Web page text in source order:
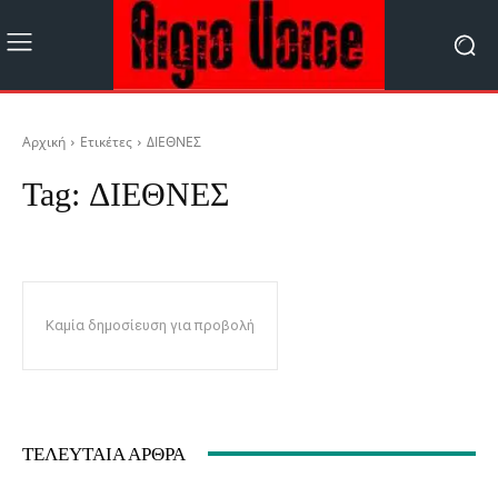
Αρχική Ετικέτες ΔΙΕΘΝΕΣ
Tag: ΔΙΕΘΝΕΣ
Καμία δημοσίευση για προβολή
ΤΕΛΕΥΤΑΊΑ ΆΡΘΡΑ